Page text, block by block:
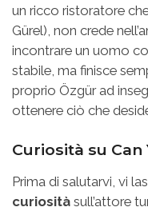
un ricco ristoratore
Gürel), non crede
incontrare un uomo
stabile, ma finisce
proprio Özgür ad
ottenere ciò che
Curiosità su Can
Prima di salutarvi, vi
curiosità sull’attore